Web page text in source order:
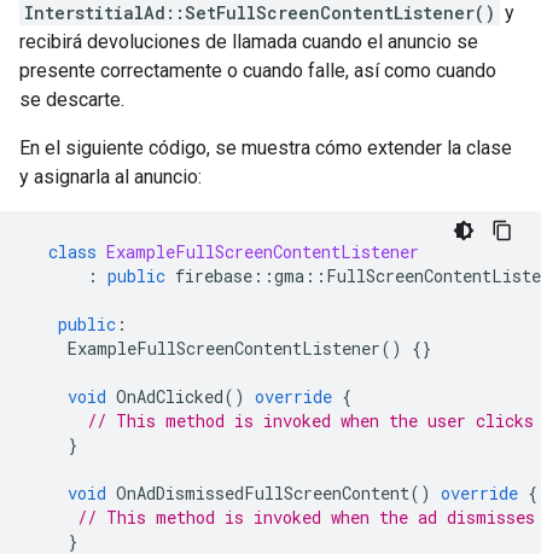
InterstitialAd::SetFullScreenContentListener() y
recibirá devoluciones de llamada cuando el anuncio se
presente correctamente o cuando falle, así como cuando
se descarte.
En el siguiente código, se muestra cómo extender la clase
y asignarla al anuncio:
class ExampleFullScreenContentListener
: public firebase ::gma ::
public :
ExampleFullScreenContentListener() {}
void OnAdClicked() override {
// This method is invoked when the user
}
void OnAdDismissedFullScreenContent() override {
// This method is invoked when the ad
}